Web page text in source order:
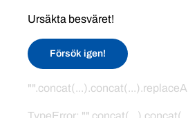
Ursäkta besväret!
Försök igen!
TypeError: